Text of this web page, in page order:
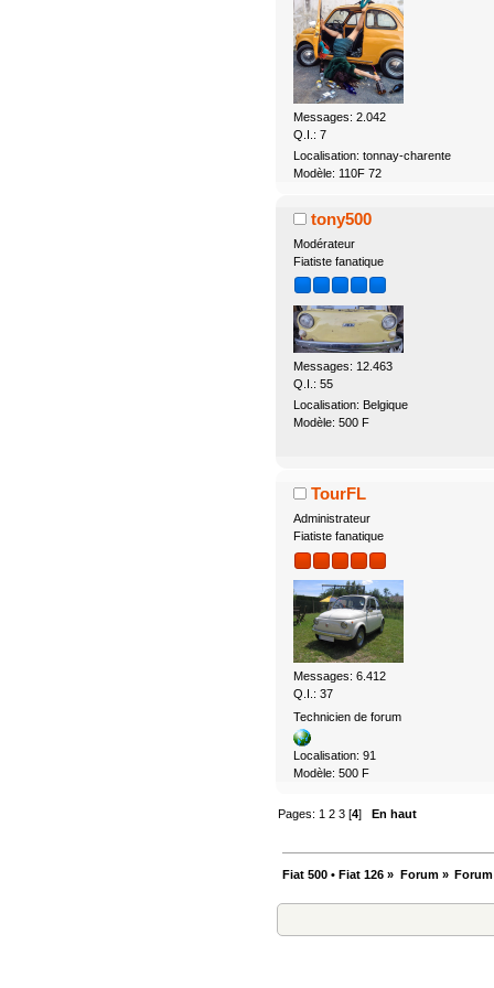
Messages: 2.042
Q.I.: 7
Localisation: tonnay-charente
Modèle: 110F 72
tony500
Modérateur
Fiatiste fanatique
Messages: 12.463
Q.I.: 55
Localisation: Belgique
Modèle: 500 F
TourFL
Administrateur
Fiatiste fanatique
Messages: 6.412
Q.I.: 37
Technicien de forum
Localisation: 91
Modèle: 500 F
Pages: 1 2 3 [4] En haut
Fiat 500 • Fiat 126 » Forum»